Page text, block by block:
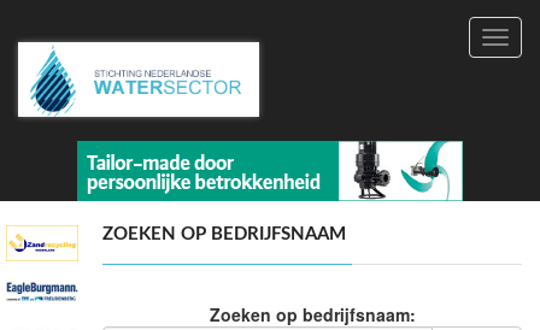
ZOEKEN OP BEDRIJFSNAAM
Zoeken op bedrijfsnaam: